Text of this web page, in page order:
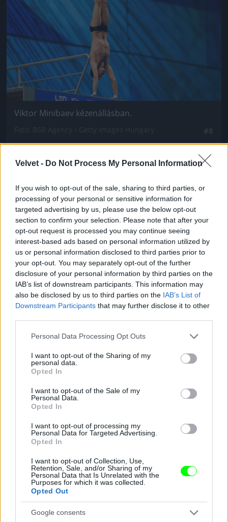
Velvet - Do Not Process My Personal Information
If you wish to opt-out of the sale, sharing to third parties, or
processing of your personal or sensitive information for
targeted advertising by us, please use the below opt-out
section to confirm your selection. Please note that after your
opt-out request is processed you may continue seeing
interest-based ads based on personal information utilized by
us or personal information disclosed to third parties prior to
your opt-out. You may separately opt-out of the further
disclosure of your personal information by third parties on the
IAB’s list of downstream participants. This information may
also be disclosed by us to third parties on the IAB’s List of
Downstream Participants that may further disclose it to other
Please note that this website/app uses one or more Google
not limited to your visit or usage behaviour. You may click to
grant or deny consent to Google and its third-party tags to
use your data for below specified purposes in below Google
consent section.
Personal Data Processing Opt Outs
I want to opt-out of the Sharing of my
personal data.
Opted In
I want to opt-out of the Sale of my
Personal Data.
Opted In
I want to opt-out of processing my
Personal Data for Targeted Advertising.
Opted In
I want to opt-out of Collection, Use,
Retention, Sale, and/or Sharing of my
Personal Data that Is Unrelated with the
Purposes for which it was collected.
Opted Out
Google consents
Viktor Minibaev kézenállásban.
A svéd Viktor Parazdik szintén, de most már
ugrojunk!
Jön még kép!